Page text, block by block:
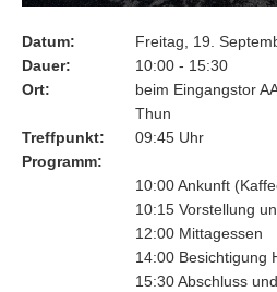
Datum
Freitag, 19.
Dauer
10:00 - 15:30
Ort
beim Eingangstor
Thun
Treffpunkt
09:45 Uhr
Programm
10:00 Ankunft
10:15 Vorstellung
12:00 Mittagessen
14:00 Besichtigung
15:30 Abschluss